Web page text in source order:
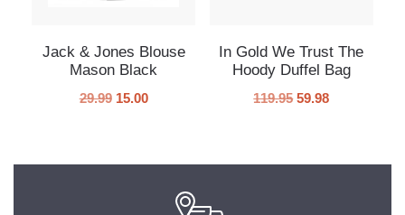
Jack & Jones Blouse
Mason Black
29.99 15.00
In Gold We Trust The
Hoody Duffel Bag
119.95 59.98